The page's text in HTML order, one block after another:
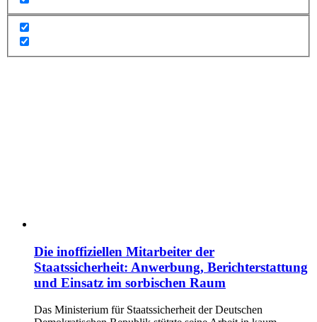
Die inoffiziellen Mitarbeiter der
Staatssicherheit: Anwerbung, Berichterstattung
und Einsatz im sorbischen Raum
Das Ministerium für Staatssicherheit der Deutschen